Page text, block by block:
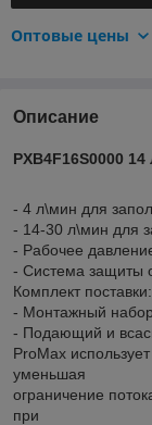
Оптовые цены
Описание
PXB4F16S0000
- 4 л\мин для
- 14-30 л\мин для
- Рабочее
- Система защиты
Комплект поставки:
- Монтажный набор
- Подающий и
ProMax
уменьшая
ограничение
при